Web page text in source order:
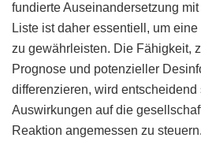
fundierte Auseinandersetzung
Liste ist daher essentiell, um
zu gewährleisten. Die Fähigkeit,
Prognose und potenzieller
differenzieren, wird entscheidend
Auswirkungen auf die
Reaktion angemessen zu steuern.